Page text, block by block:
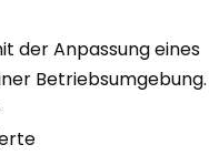
der Anpassung eines
Betriebsumgebung.